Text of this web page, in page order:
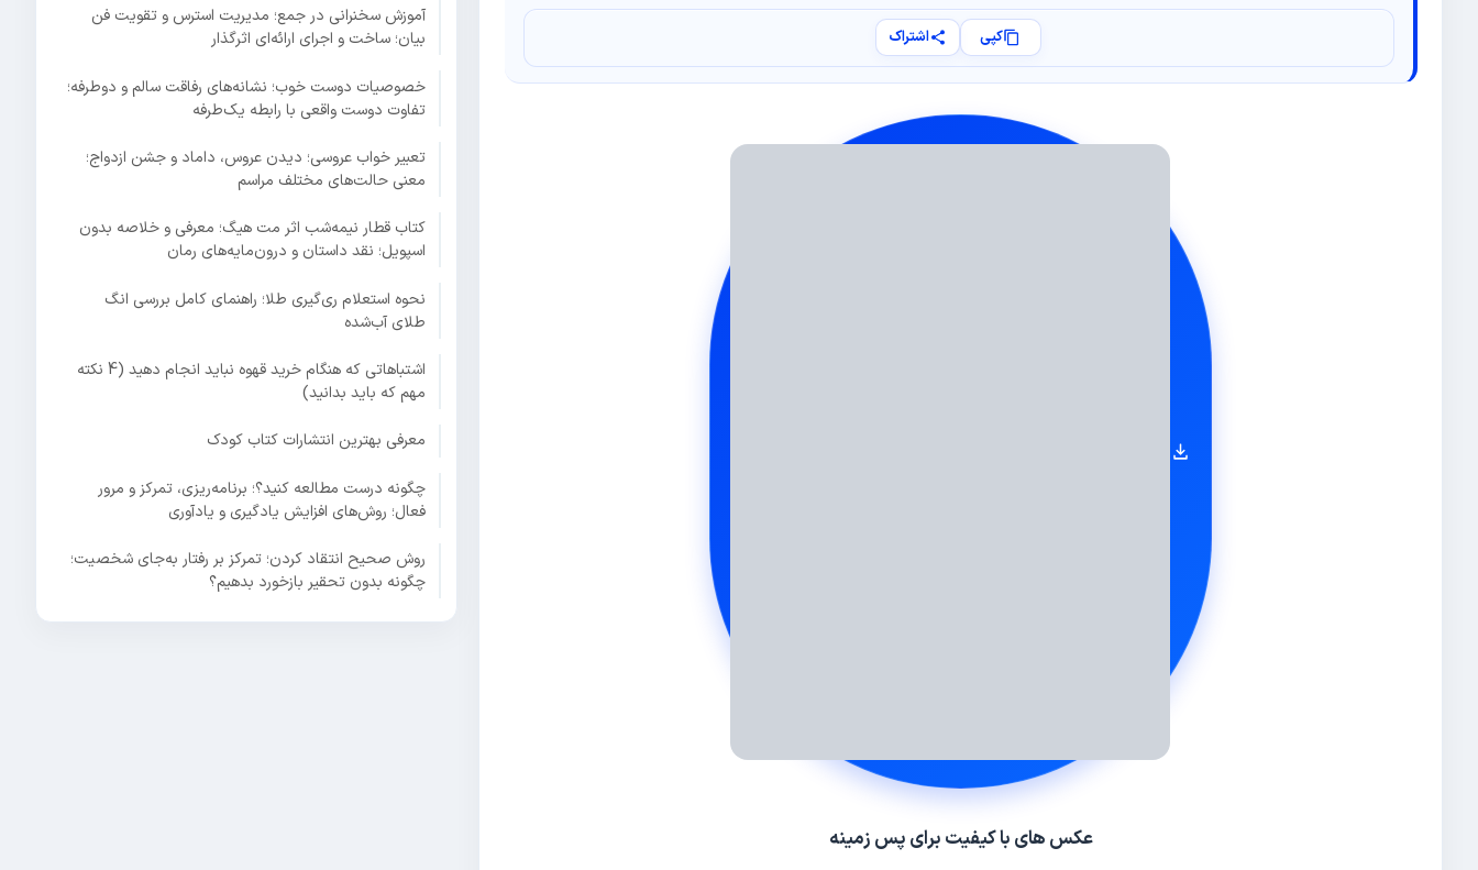
کپی اشتراک
عکس های با کیفیت برای پس زمینه
آموزش سخنرانی در جمع؛ مدیریت استرس و تقویت فن
بیان؛ ساخت و اجرای ارائه‌ای اثرگذار
خصوصیات دوست خوب؛ نشانه‌های رفاقت سالم و دوطرفه؛
تفاوت دوست واقعی با رابطه یک‌طرفه
تعبیر خواب عروسی؛ دیدن عروس، داماد و جشن ازدواج؛
معنی حالت‌های مختلف مراسم
کتاب قطار نیمه‌شب اثر مت هیگ؛ معرفی و خلاصه بدون
اسپویل؛ نقد داستان و درون‌مایه‌های رمان
نحوه استعلام ری‌گیری طلا؛ راهنمای کامل بررسی انگ
طلای آب‌شده
اشتباهاتی که هنگام خرید قهوه نباید انجام دهید (4 نکته
مهم که باید بدانید)
معرفی بهترین انتشارات کتاب کودک
چگونه درست مطالعه کنید؟؛ برنامه‌ریزی، تمرکز و مرور
فعال؛ روش‌های افزایش یادگیری و یادآوری
روش صحیح انتقاد کردن؛ تمرکز بر رفتار به‌جای شخصیت؛
چگونه بدون تحقیر بازخورد بدهیم؟